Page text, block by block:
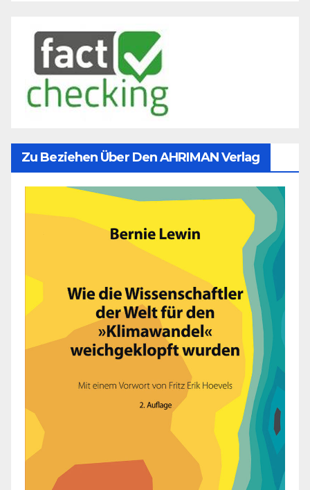
Zu Beziehen Über Den AHRIMAN Verlag